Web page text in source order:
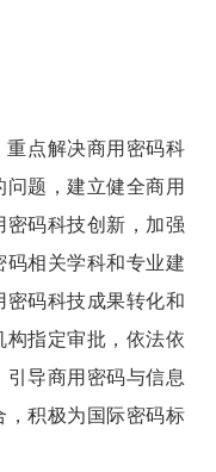
点解决商用密码科
题，建立健全商用
密码科技创新，加强
相关学科和专业建
码科技成果转化和
构指定审批，依法依
导商用密码与信息
，积极为国际密码标